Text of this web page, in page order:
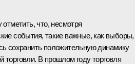
что, несмотря
события, такие важные, как выборы,
сохранить положительную динамику
торговли. В прошлом году торговля